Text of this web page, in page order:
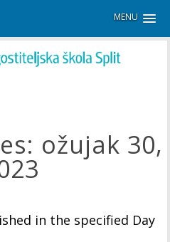
MENU
ožujak 30,
in the specified Day